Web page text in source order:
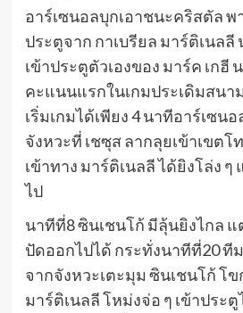
อาร์เซนอลบุกเอาชนะคริสตัล พ
ประตูจาก กาเบรียล มาร์ติเนล
เข้าประตูตัวเองของ มาร์ค เกฮี
คะแนนแรกในเกมประเดิมสนา
เริ่มเกมได้เพียง 4 นาทีอาร์เซน
จังหวะที่ เชซุส ลากลุยเข้าเขต
เข้าทาง มาร์ติเนลลี ได้ยิงโล่ง
ไป
นาทีที่8 ซินเชนโก้ มีลุ้นยิงไกล แ
ปัดออกไปได้ กระทั่งนาทีที่20 ที
จากจังหวะเตะมุม ซินเชนโก้ โ
มาร์ติเนลลี โหม่งจ่อ ๆ เข้าประ